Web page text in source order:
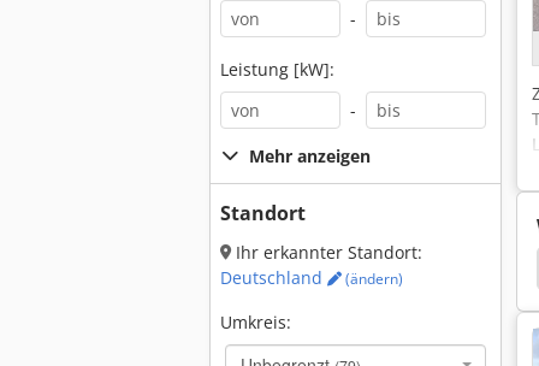
-
Leistung [kW]:
-
Mehr anzeigen
Standort
Ihr erkannter Standort:
Deutschland
(ändern)
Umkreis:
Jcb 408 Jcb 360